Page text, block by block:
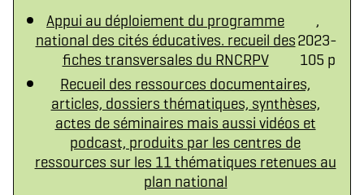
Appui au déploiement du programme
national des cités éducatives. recueil des
fiches transversales du RNCRPV
,
2023-
105 p
Recueil des ressources documentaires,
articles, dossiers thématiques, synthèses,
actes de séminaires mais aussi vidéos et
podcast, produits par les centres de
ressources sur les 11 thématiques retenues au
plan national